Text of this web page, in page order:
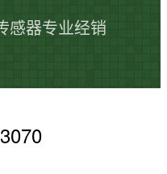
感器专业经销